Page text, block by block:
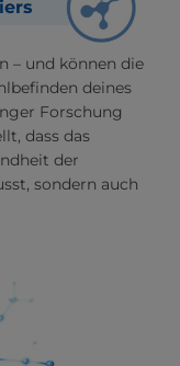
– und können die
deines
Forschung
dass das
der
sondern auch